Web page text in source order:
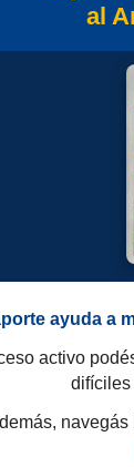
al
ayuda a
activo
difíciles